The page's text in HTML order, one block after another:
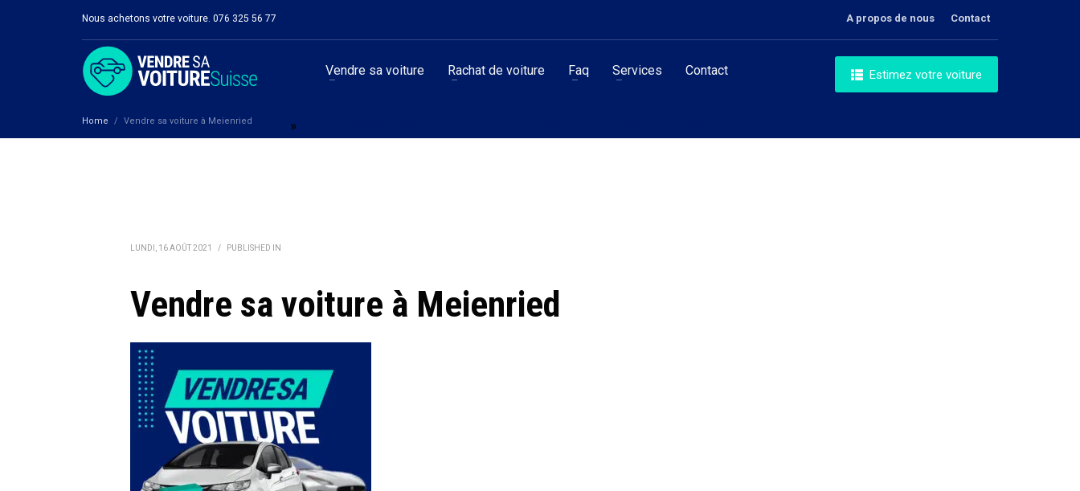
Nous achetons votre voiture. 076 325 56 77 A propos de nous Contact
Vendre sa voiture Rachat de voiture Faq Services Contact Estimez votre voiture
Home »
Vendre sa voiture à Meienried
LUNDI, 16 AOÛT 2021 / PUBLISHED IN
Vendre sa voiture à Meienried